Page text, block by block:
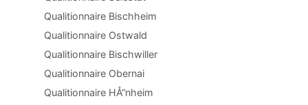
Qualitionnaire Bischheim
Qualitionnaire Ostwald
Qualitionnaire Bischwiller
Qualitionnaire Obernai
Qualitionnaire HÅ“nheim